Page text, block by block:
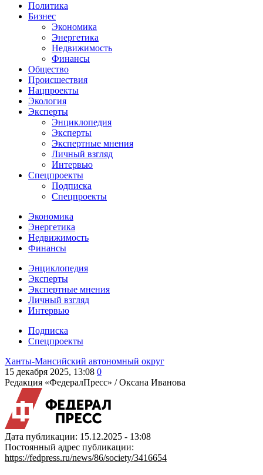
Политика
Бизнес
Экономика
Энергетика
Недвижимость
Финансы
Общество
Происшествия
Нацпроекты
Экология
Эксперты
Энциклопедия
Эксперты
Экспертные мнения
Личный взгляд
Интервью
Спецпроекты
Подписка
Спецпроекты
Экономика
Энергетика
Недвижимость
Финансы
Энциклопедия
Эксперты
Экспертные мнения
Личный взгляд
Интервью
Подписка
Спецпроекты
Ханты-Мансийский автономный округ
15 декабря 2025, 13:08 0
Редакция «ФедералПресс» /Оксана Иванова
Дата публикации: 15.12.2025 - 13:08
Постоянный адрес публикации:
https://fedpress.ru/news/86/society/3416654